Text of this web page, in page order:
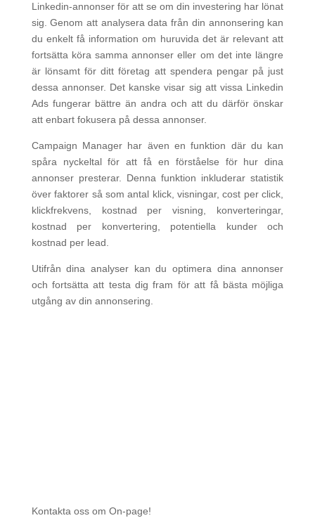
Linkedin-annonser för att se om din investering har lönat
sig. Genom att analysera data från din annonsering kan
du enkelt få information om huruvida det är relevant att
fortsätta köra samma annonser eller om det inte längre
är lönsamt för ditt företag att spendera pengar på just
dessa annonser. Det kanske visar sig att vissa Linkedin
Ads fungerar bättre än andra och att du därför önskar
att enbart fokusera på dessa annonser.
Campaign Manager har även en funktion där du kan
spåra nyckeltal för att få en förståelse för hur dina
annonser presterar. Denna funktion inkluderar statistik
över faktorer så som antal klick, visningar, cost per click,
klickfrekvens, kostnad per visning, konverteringar,
kostnad per konvertering, potentiella kunder och
kostnad per lead.
Utifrån dina analyser kan du optimera dina annonser
och fortsätta att testa dig fram för att få bästa möjliga
utgång av din annonsering.
Kontakta oss om On-page!